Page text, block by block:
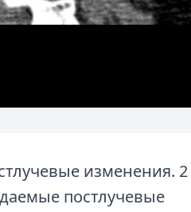
изменения. 2
постлучевые